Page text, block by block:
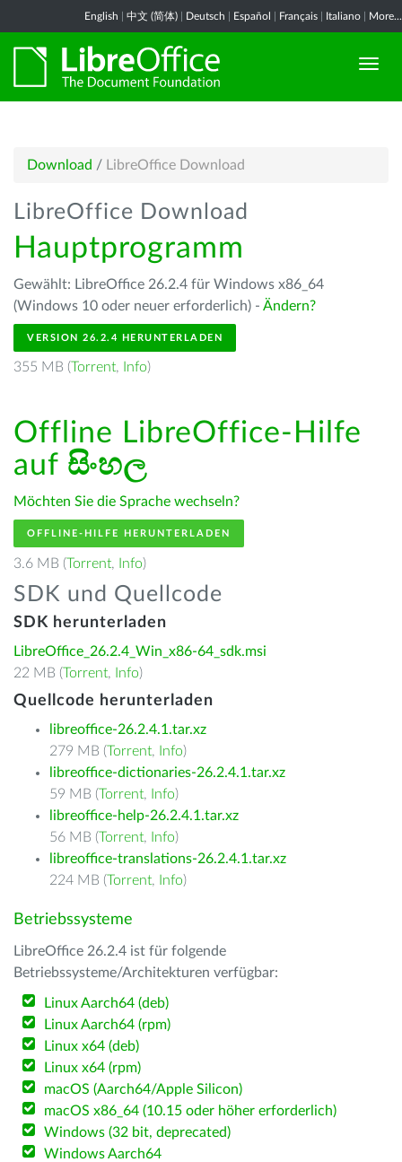
English 中文 (简体) Deutsch Español Français Italiano More...
Download / LibreOffice Download
LibreOffice Download
Hauptprogramm
Gewählt: LibreOffice 26.2.4 für Windows x86_64
(Windows 10 oder neuer erforderlich) - Ändern?
VERSION 26.2.4 HERUNTERLADEN
355 MB (Torrent, Info)
Offline LibreOffice-Hilfe
auf සිංහල
Möchten Sie die Sprache wechseln?
OFFLINE-HILFE HERUNTERLADEN
3.6 MB (Torrent, Info)
SDK und Quellcode
SDK herunterladen
LibreOffice_26.2.4_Win_x86-64_sdk.msi
22 MB (Torrent, Info)
Quellcode herunterladen
libreoffice-26.2.4.1.tar.xz
279 MB (Torrent, Info)
libreoffice-dictionaries-26.2.4.1.tar.xz
59 MB (Torrent, Info)
libreoffice-help-26.2.4.1.tar.xz
56 MB (Torrent, Info)
libreoffice-translations-26.2.4.1.tar.xz
224 MB (Torrent, Info)
Betriebssysteme
LibreOffice 26.2.4 ist für folgende
Betriebssysteme/Architekturen verfügbar:
Linux Aarch64 (deb)
Linux Aarch64 (rpm)
Linux x64 (deb)
Linux x64 (rpm)
macOS (Aarch64/Apple Silicon)
macOS x86_64 (10.15 oder höher erforderlich)
Windows (32 bit, deprecated)
Windows Aarch64